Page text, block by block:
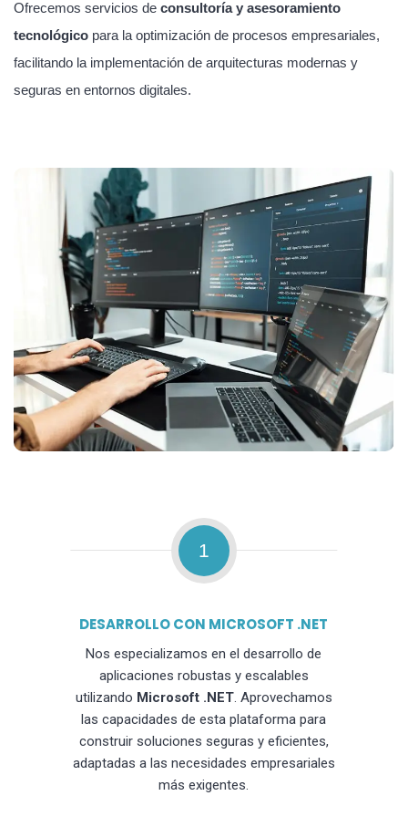
Ofrecemos servicios de consultoría y asesoramiento
tecnológico para la optimización de procesos empresariales,
facilitando la implementación de arquitecturas modernas y
seguras en entornos digitales.
1
DESARROLLO CON MICROSOFT .NET
Nos especializamos en el desarrollo de
aplicaciones robustas y escalables
utilizando Microsoft .NET. Aprovechamos
las capacidades de esta plataforma para
construir soluciones seguras y eficientes,
adaptadas a las necesidades empresariales
más exigentes.